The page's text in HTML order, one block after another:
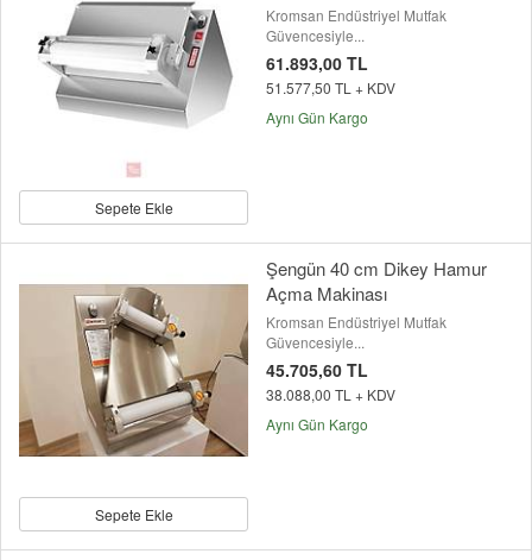
Sepete Ekle
Kromsan Endüstriyel Mutfak
Güvencesiyle...
61.893,00 TL
51.577,50 TL + KDV
Aynı Gün Kargo
Sepete Ekle
Şengün 40 cm Dikey Hamur
Açma Makinası
Kromsan Endüstriyel Mutfak
Güvencesiyle...
45.705,60 TL
38.088,00 TL + KDV
Aynı Gün Kargo